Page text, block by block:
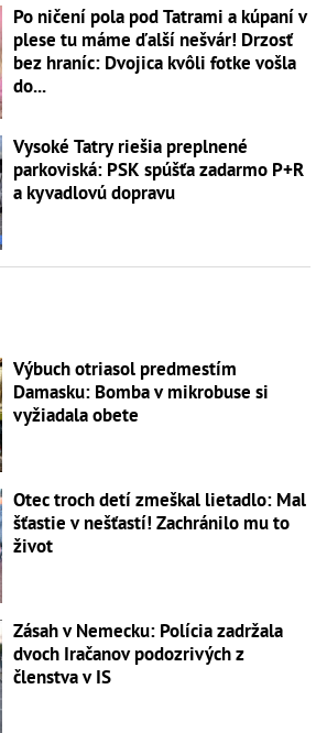
Po ničení pola pod Tatrami a kúpaní v
plese tu máme ďalší nešvár! Drzosť
bez hraníc: Dvojica kvôli fotke vošla
do...
Vysoké Tatry riešia preplnené
parkoviská: PSK spúšťa zadarmo P+R
a kyvadlovú dopravu
Výbuch otriasol predmestím
Damasku: Bomba v mikrobuse si
vyžiadala obete
Otec troch detí zmeškal lietadlo: Mal
šťastie v nešťastí! Zachránilo mu to
život
Zásah v Nemecku: Polícia zadržala
dvoch Iračanov podozrivých z
členstva v IS